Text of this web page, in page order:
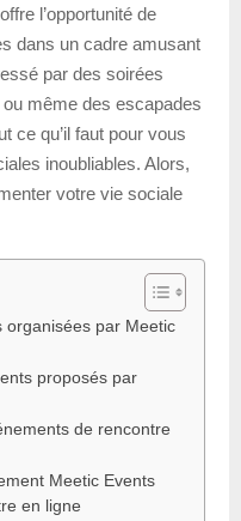
l’opportunité de
dans un cadre amusant
par des soirées
même des escapades
ce qu’il faut pour vous
inoubliables. Alors,
votre vie sociale
organisées par Meetic
proposés par
de rencontre
Meetic Events
en ligne